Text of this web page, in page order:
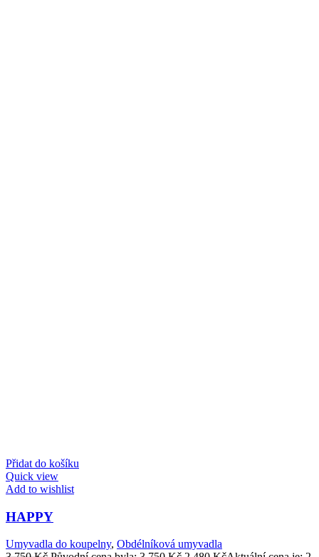
Přidat do košíku
Quick view
Add to wishlist
HAPPY
Umyvadla do koupelny, Obdélníková umyvadla